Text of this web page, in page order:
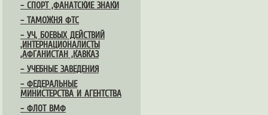
– СПОРТ ,ФАНАТСКИЕ ЗНАКИ
– ТАМОЖНЯ ФТС
– УЧ, БОЕВЫХ ДЕЙСТВИЙ
,ИНТЕРНАЦИОНАЛИСТЫ
,АФГАНИСТАН ,КАВКАЗ
– УЧЕБНЫЕ ЗАВЕДЕНИЯ
– ФЕДЕРАЛЬНЫЕ
МИНИСТЕРСТВА И АГЕНТСТВА
– ФЛОТ ВМФ